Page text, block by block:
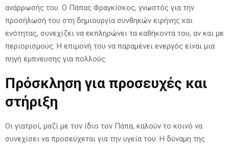
ανάρρωσής του. Ο Πάπας Φραγκίσκος, γνωστός για την
προσήλωσή του στη δημιουργία συνθηκών ειρήνης και
ενότητας, συνεχίζει να εκπληρώνει τα καθήκοντά του, αν και με
περιορισμούς. Η επιμονή του να παραμένει ενεργός είναι μια
πηγή έμπνευσης για πολλούς.
Πρόσκληση για προσευχές και
στήριξη
Οι γιατροί, μαζί με τον ίδιο τον Πάπα, καλούν το κοινό να
συνεχίσει να προσεύχεται για την υγεία του. Η δύναμη της